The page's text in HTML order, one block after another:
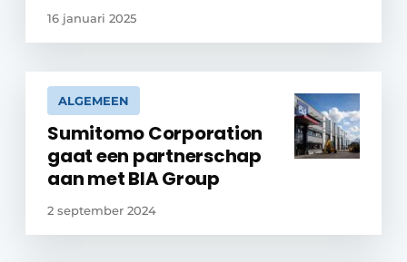
16 januari 2025
ALGEMEEN
Sumitomo Corporation
gaat een partnerschap
aan met BIA Group
2 september 2024